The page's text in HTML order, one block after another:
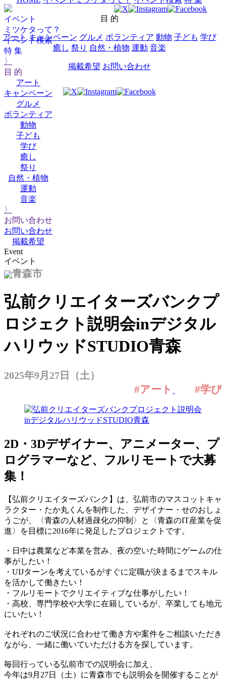
イベント
ミツケタって？
イベント検索
特 集
〉
目 的
アート
キャンペーン
グルメ
ボランティア
動物
子ども
学び
癒し
祭り
自然・植物
運動
音楽
〉
お問い合わせ
お問い合わせ
掲載希望
目 的
アート キャンペーン グルメ ボランティア 動物 子ども 学び
癒し 祭り 自然・植物 運動 音楽
掲載希望 お問い合わせ
Event
イベント
青森市
弘前クリエイターズバンクプ
ロジェクト説明会inデジタル
ハリウッドSTUDIO青森
2025年9月27日（土）
#アート #学び
2D・3Dデザイナー、アニメーター、プ
ログラマーなど、フルリモートで大募
集！
【弘前クリエイターズバンク】は、弘前市のマスコットキャ
ラクター・たか丸くんを制作した、デザイナー・せのおしょ
うごが、〈青森の人材過疎化の抑制〉と〈青森のIT産業を促
進〉を目標に2016年に発足したプロジェクトです。
・日中は農業など本業を営み、夜の空いた時間にゲームの仕
事がしたい！
・UIJターンを考えているがすぐに定職が決まるまでスキル
を活かして働きたい！
・フルリモートでクリエイティブな仕事がしたい！
・高校、専門学校や大学に在籍しているが、卒業しても地元
にいたい！
それぞれのご状況に合わせて働き方や案件をご相談いただき
ながら、一緒に働いていただける方を探しています。
毎回行っている弘前市での説明会に加え、
今年は9月27日（土）に青森市でも説明会を開催することが